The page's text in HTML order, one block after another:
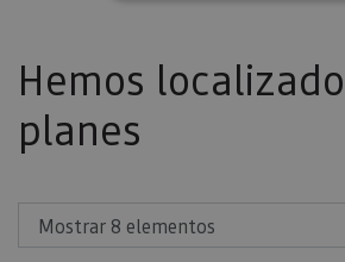
Hemos localizado
planes